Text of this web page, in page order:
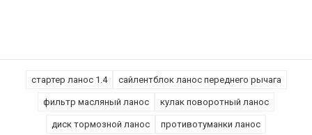
стартер ланос 1.4 сайлентблок ланос переднего рычага
фильтр масляный ланос кулак поворотный ланос
диск тормозной ланос противотуманки ланос